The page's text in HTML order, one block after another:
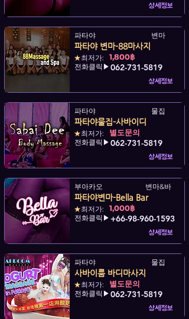
상세정보
파타야 변마-88마사지
변마
파타야
전화클릭▶
★최저가: 1,800฿
062-731-5819
상세정보
파타야물집-사바이디
물집
파타야
전화클릭▶
★최저가: 별도문의
062-731-5819
상세정보
파타야변마-Bella Bar
변마&바
부아카오
전화클릭▶
★최저가: 1,000฿
+66-98-960-1593
상세정보
사바이룸 바디마사지
물집
파타야
전화클릭▶
★최저가: 별도문의
062-731-5819
상세정보